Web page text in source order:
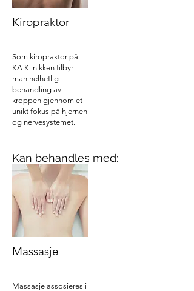
Kiropraktor
Som kiropraktor på
KA Klinikken tilbyr
man helhetlig
behandling av
kroppen gjennom et
unikt fokus på hjernen
og nervesystemet.
Kan behandles med:
Massasje
Massasje assosieres i